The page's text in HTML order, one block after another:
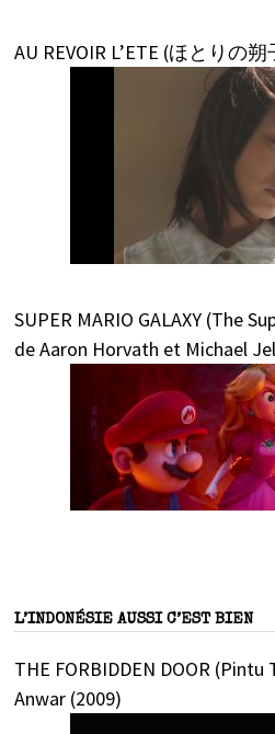
AU REVOIR L’ETE (ほとりの
SUPER MARIO GALAXY (The
de Aaron Horvath et Michael
L’INDONÉSIE AUSSI C’EST BIEN
THE FORBIDDEN DOOR
Anwar (2009)